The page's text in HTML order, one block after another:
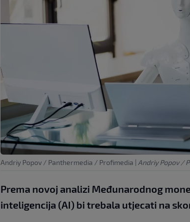
Andriy Popov / Panthermedia / Profimedia | Andriy Popov /
Prema novoj analizi Međunarodnog
inteligencija (AI) bi trebala utjecati na